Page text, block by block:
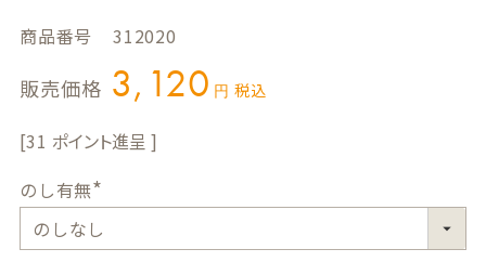
商品番号 312020
販売価格 3,120 税込
31
のし有無
(
必
須